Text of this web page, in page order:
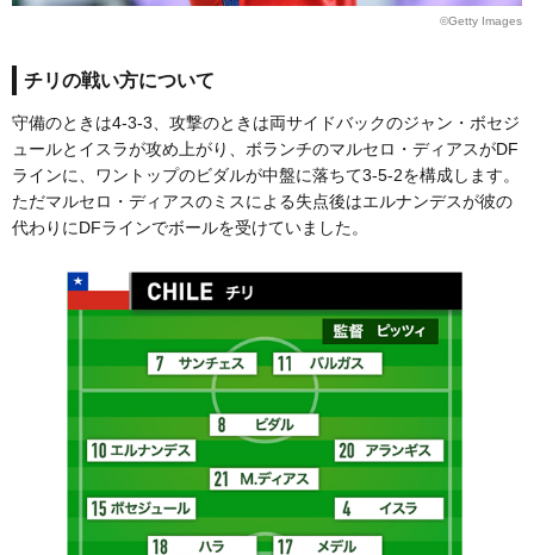
©Getty Images
チリの戦い方について
守備のときは4-3-3、攻撃のときは両サイドバックのジャン・ボセジ
ュールとイスラが攻め上がり、ボランチのマルセロ・ディアスがDF
ラインに、ワントップのビダルが中盤に落ちて3-5-2を構成します。
ただマルセロ・ディアスのミスによる失点後はエルナンデスが彼の
代わりにDFラインでボールを受けていました。